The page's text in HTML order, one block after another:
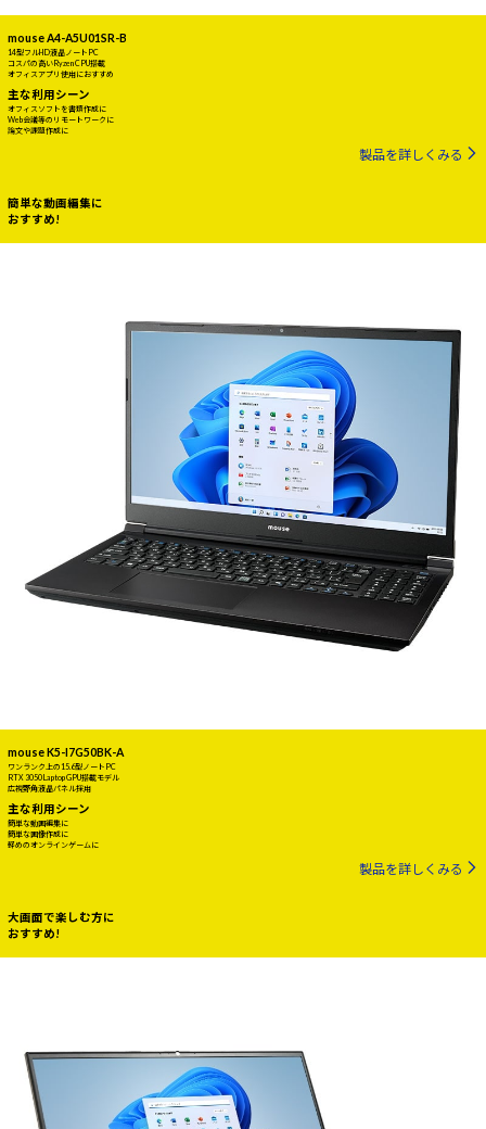
mouse A4-A5U01SR-B
14型フルHD液晶ノートPC
コスパの高いRyzen CPU搭載
オフィスアプリ使用におすすめ
主な利用シーン
オフィスソフトを書類作成に
Web会議等のリモートワークに
論文や課題作成に
製品を詳しくみる
簡単な動画編集に
おすすめ!
mouse K5-I7G50BK-A
ワンランク上の15.6型ノートPC
RTX 3050 Laptop GPU搭載モデル
広視野角液晶パネル採用
主な利用シーン
簡単な動画編集に
簡単な画像作成に
軽めのオンラインゲームに
製品を詳しくみる
大画面で楽しむ方に
おすすめ!